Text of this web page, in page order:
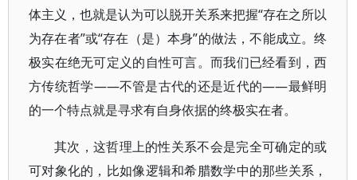
体主义，也就是认为可以脱开关系来把握“存在之所以
为存在者”或“存在（是）本身”的做法，不能成立。终
极实在绝无可定义的自性可言。而我们已经看到，西
方传统哲学——不管是古代的还是近代的——最鲜明
的一个特点就是寻求有自身依据的终极实在者。
其次，这哲理上的性关系不会是完全可确定的或
可对象化的，比如像逻辑和希腊数学中的那些关系，